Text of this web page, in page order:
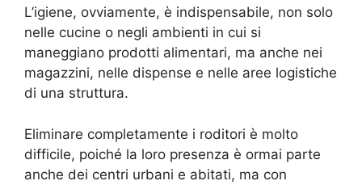
L’igiene, ovviamente, è indispensabile, non solo
nelle cucine o negli ambienti in cui si
maneggiano prodotti alimentari, ma anche nei
magazzini, nelle dispense e nelle aree logistiche
di una struttura.
Eliminare completamente i roditori è molto
difficile, poiché la loro presenza è ormai parte
anche dei centri urbani e abitati, ma con